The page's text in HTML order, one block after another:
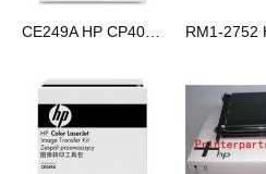
CE249A HP CP4025/4525 转印组件 转印皮带